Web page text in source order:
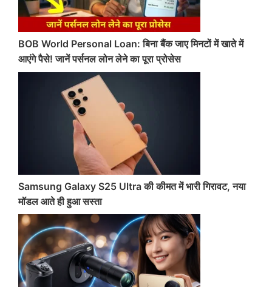
BOB World Personal Loan: बिना बैंक जाए मिनटों में खाते में
आएंगे पैसे! जानें पर्सनल लोन लेने का पूरा प्रोसेस
Samsung Galaxy S25 Ultra की कीमत में भारी गिरावट, नया
मॉडल आते ही हुआ सस्ता